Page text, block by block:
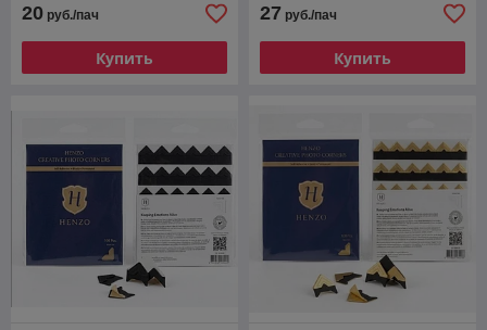
20 руб./пач
Купить
27 руб./пач
Купить